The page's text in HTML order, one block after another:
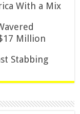
With a Mix
Million
Stabbing